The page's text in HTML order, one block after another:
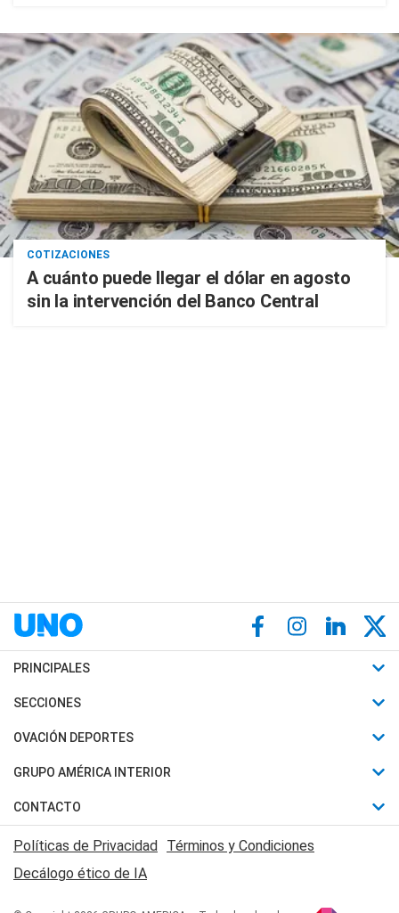
COTIZACIONES
A cuánto puede llegar el dólar en agosto
sin la intervención del Banco Central
PRINCIPALES
Últimas Noticias
Política
Judiciales
Economia
SECCIONES
Horóscopo
Motores
Trucos caseros
Series y Películas
Edictos y Solicitadas
OVACIÓN DEPORTES
Fútbol
Mundial
Automovilismo
Rugby
GRUPO AMÉRICA INTERIOR
Canal 7 en Vivo
CONTACTO
Acerca de Nosotros
Contactanos
Políticas de Privacidad Términos y Condiciones
Decálogo ético de IA